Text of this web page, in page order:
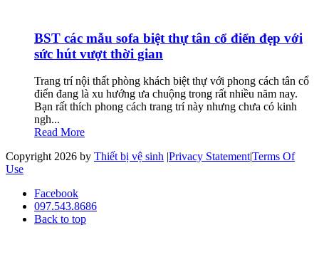
BST các mẫu sofa biệt thự tân cổ điển đẹp với
sức hút vượt thời gian
Trang trí nội thất phòng khách biệt thự với phong cách tân cổ
điển đang là xu hướng ưa chuộng trong rất nhiều năm nay.
Bạn rất thích phong cách trang trí này nhưng chưa có kinh
ngh...
Read More
Copyright 2026 by Thiết bị vệ sinh |Privacy Statement|Terms Of
Use
Facebook
097.543.8686
Back to top